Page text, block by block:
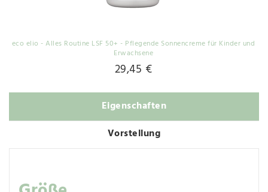
eco elio - Alles Routine LSF 50+ - Pflegende Sonnencreme für Kinder und
Erwachsene
29,45 €
Eigenschaften
Vorstellung